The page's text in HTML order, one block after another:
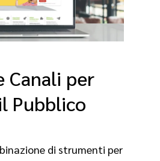
Canali per
Pubblico
di strumenti per